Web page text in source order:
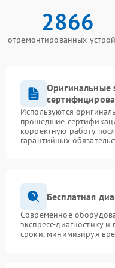
2866
отремонтированных
Оригинальные
Используются
прошедшие
корректную работу
гарантийных
Бесплатная
Современное
экспресс-диагностику
сроки, минимизируя